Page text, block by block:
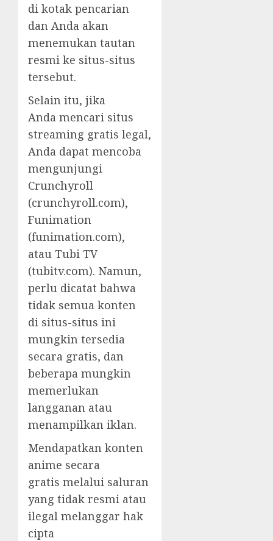
di kotak pencarian
dan Anda akan
menemukan tautan
resmi ke situs-situs
tersebut.
Selain itu, jika
Anda mencari situs
streaming gratis legal,
Anda dapat mencoba
mengunjungi
Crunchyroll
(crunchyroll.com),
Funimation
(funimation.com),
atau Tubi TV
(tubitv.com). Namun,
perlu dicatat bahwa
tidak semua konten
di situs-situs ini
mungkin tersedia
secara gratis, dan
beberapa mungkin
memerlukan
langganan atau
menampilkan iklan.
Mendapatkan konten
anime secara
gratis melalui saluran
yang tidak resmi atau
ilegal melanggar hak
cipta